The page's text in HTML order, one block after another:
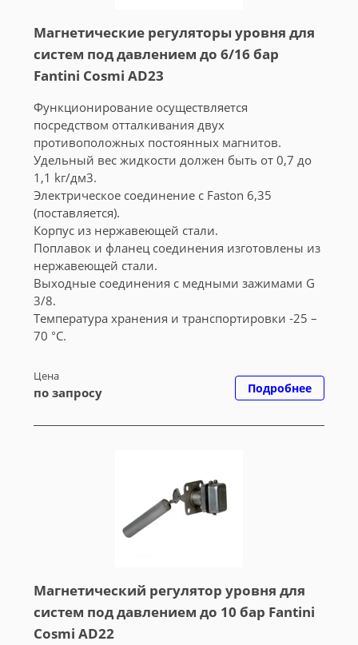
Магнетические регуляторы уровня для
систем под давлением до 6/16 бар
Fantini Cosmi AD23
Функционирование осуществляется
посредством отталкивания двух
противоположных постоянных магнитов.
Удельный вес жидкости должен быть от 0,7 до
1,1 kг/дм3.
Электрическое соединение с Faston 6,35
(поставляется).
Корпус из нержавеющей стали.
Поплавок и фланец соединения изготовлены из
нержавеющей стали.
Выходные соединения с медными зажимами G
3/8.
Температура хранения и транспортировки -25 –
70 °C.
Цена
по запросу Подробнее
Магнетический регулятор уровня для
систем под давлением до 10 бар Fantini
Cosmi AD22